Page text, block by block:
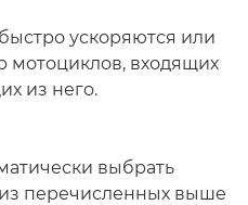
ускоряются или
мотоциклов, входящих
из него.
выбрать
перечисленных выше